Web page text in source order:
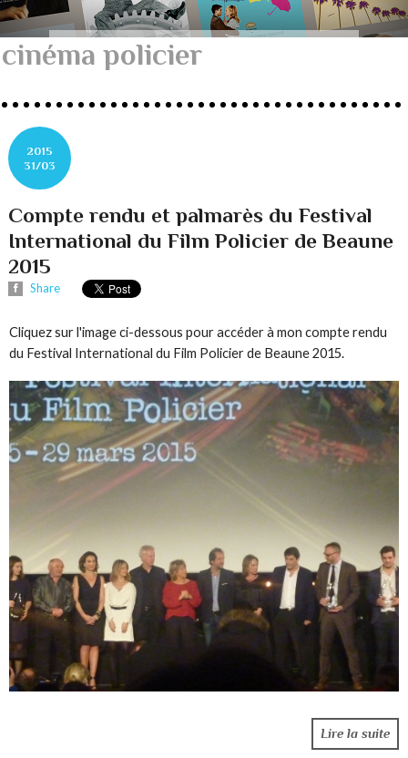
cinéma policier
2015
31/03
Compte rendu et palmarès du Festival
International du Film Policier de Beaune
2015
Share
Cliquez sur l'image ci-dessous pour accéder à mon compte rendu
du Festival International du Film Policier de Beaune 2015.
Lire la suite